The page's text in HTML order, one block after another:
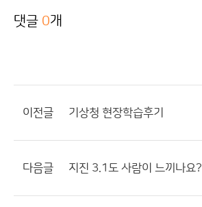
댓글 0개
이전글 기상청 현장학습후기
다음글 지진 3.1도 사람이 느끼나요?